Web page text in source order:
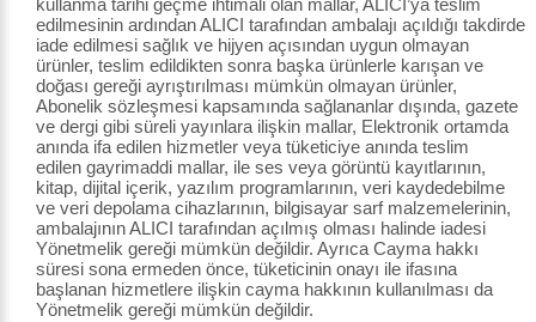
kullanma tarihi geçme ihtimali olan mallar, ALICI’ya teslim
edilmesinin ardından ALICI tarafından ambalajı açıldığı takdirde
iade edilmesi sağlık ve hijyen açısından uygun olmayan
ürünler, teslim edildikten sonra başka ürünlerle karışan ve
doğası gereği ayrıştırılması mümkün olmayan ürünler,
Abonelik sözleşmesi kapsamında sağlananlar dışında, gazete
ve dergi gibi süreli yayınlara ilişkin mallar, Elektronik ortamda
anında ifa edilen hizmetler veya tüketiciye anında teslim
edilen gayrimaddi mallar, ile ses veya görüntü kayıtlarının,
kitap, dijital içerik, yazılım programlarının, veri kaydedebilme
ve veri depolama cihazlarının, bilgisayar sarf malzemelerinin,
ambalajının ALICI tarafından açılmış olması halinde iadesi
Yönetmelik gereği mümkün değildir. Ayrıca Cayma hakkı
süresi sona ermeden önce, tüketicinin onayı ile ifasına
başlanan hizmetlere ilişkin cayma hakkının kullanılması da
Yönetmelik gereği mümkün değildir.